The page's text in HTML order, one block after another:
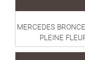
MERCEDES
PLEINE